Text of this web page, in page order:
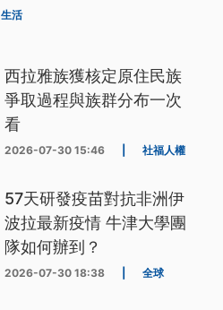
生活
西拉雅族獲核定原住民族
爭取過程與族群分布一次
看
2026-07-30 15:46 社福人權
57天研發疫苗對抗非洲伊
波拉最新疫情 牛津大學團
隊如何辦到？
2026-07-30 18:38 全球